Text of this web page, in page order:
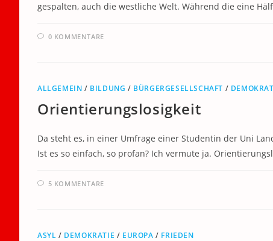
gespalten, auch die westliche Welt. Während die eine
0 KOMMENTARE
ALLGEMEIN / BILDUNG / BÜRGERGESELLSCHAFT /
Orientierungslosigkeit
Da steht es, in einer Umfrage einer Studentin der Uni
Ist es so einfach, so profan? Ich vermute ja.
5 KOMMENTARE
ASYL / DEMOKRATIE / EUROPA / FRIEDEN